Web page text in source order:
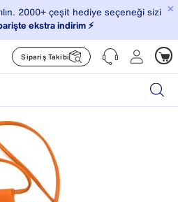
×
2000+ çeşit hediye seçeneği sizi
ekstra indirim ⚡️
Sipariş Takibi